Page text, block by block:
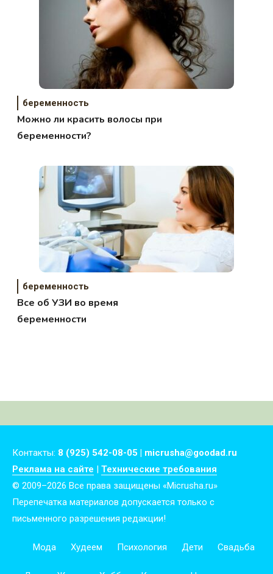
беременность
Можно ли красить волосы при
беременности?
беременность
Все об УЗИ во время
беременности
Контакты: 8 (925) 542-08-05 | micrusha@goodad.ru
Реклама на сайте | Технические требования
© 2009–2026 Все права защищены «Micrusha.ru»
Перепечатка материалов допускается только с
письменного разрешения редакции!
Мода Худеем Психология Дети Свадьба